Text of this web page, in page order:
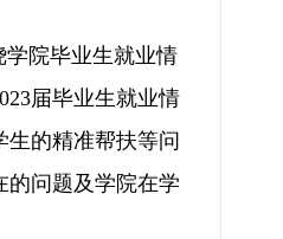
学院毕业生就业情
届毕业生就业情
生的精准帮扶等问
的问题及学院在学